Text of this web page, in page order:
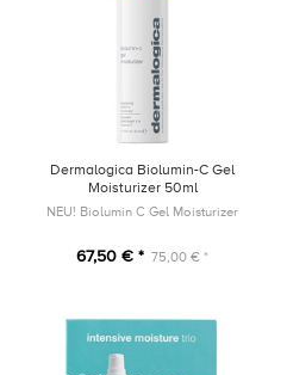
Dermalogica Biolumin-C Gel
Moisturizer 50ml
NEU! Biolumin C Gel Moisturizer
67,50 € * 75,00 € *